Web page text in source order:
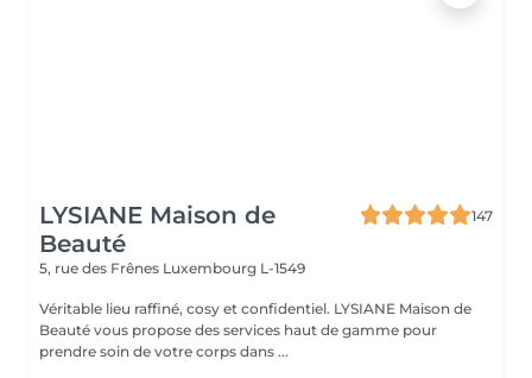
LYSIANE Maison de
Beauté
147
5, rue des Frênes Luxembourg L-1549
Véritable lieu raffiné, cosy et confidentiel. LYSIANE Maison de
Beauté vous propose des services haut de gamme pour
prendre soin de votre corps dans ...